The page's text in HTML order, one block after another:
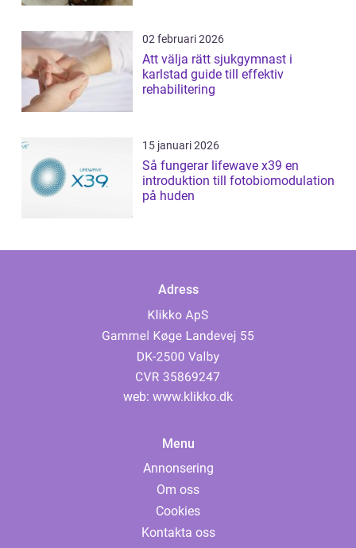
02 februari 2026
Att välja rätt sjukgymnast i
karlstad guide till effektiv
rehabilitering
15 januari 2026
Så fungerar lifewave x39 en
introduktion till fotobiomodulation
på huden
Adress
web: www.klikko.dk
Menu
Annonsering
Om oss
Cookies
Kontakta oss